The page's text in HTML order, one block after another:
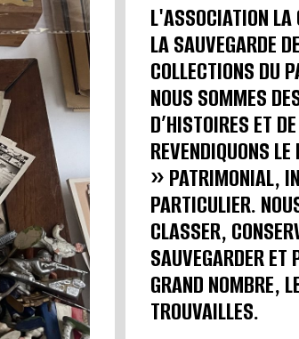
L'ASSOCIATION LA
LA SAUVEGARDE
COLLECTIONS DU
NOUS SOMMES
D’HISTOIRES ET
REVENDIQUONS
» PATRIMONIAL,
PARTICULIER.
CLASSER,
SAUVEGARDER ET
GRAND NOMBRE,
TROUVAILLES.